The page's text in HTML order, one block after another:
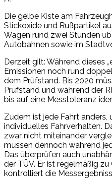
Die gelbe Kiste am
Stickoxide und Rußpartikel
Wagen rund zwei Stunden
Autobahnen sowie im
Derzeit gilt: Während dieses
Emissionen noch rund
dem Prüfstand. Bis 2020
Prüfstand und während der
bis auf eine Messtoleranz
Zudem ist jede Fahrt anders,
individuelles Fahrverhalten.
zwar nicht miteinander
müssen dennoch während
Das überprüfen auch
der TÜV. Er ist regelmäßig
kontrolliert die